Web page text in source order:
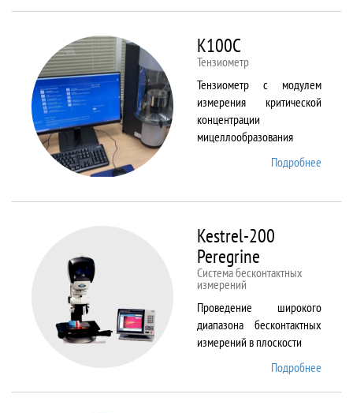
K100C
Тензиометр
Тензиометр с модулем
измерения критической
концентрации
мицеллообразования
Подробнее
Kestrel-200
Peregrine
Система бесконтактных
измерений
Проведение широкого
диапазона бесконтактных
измерений в плоскости
Подробнее